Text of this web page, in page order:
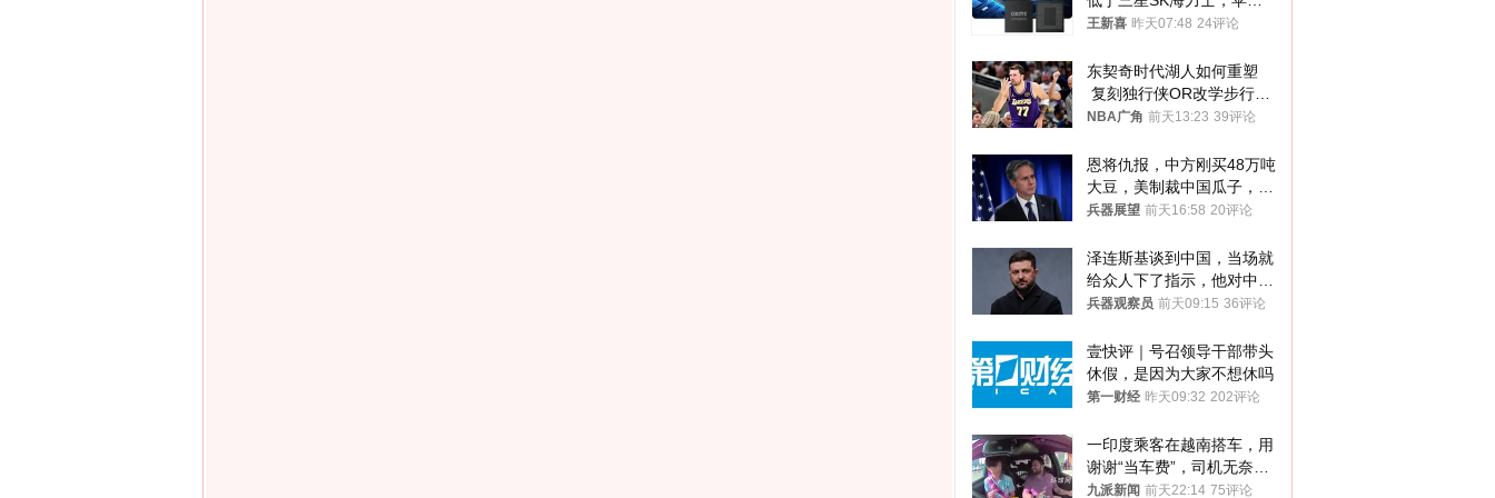
失去了议价权
王新喜 昨天07:48 24评论
东契奇时代湖人如何重塑
复刻独行侠OR改学步行
者？
NBA广角 前天13:23 39评论
恩将仇报，中方刚买48万吨
大豆，美制裁中国瓜子，布
林肯措辞变了
兵器展望 前天16:58 20评论
泽连斯基谈到中国，当场就
给众人下了指示，他对中国
和中乌关系，显然又有了新
兵器观察员 前天09:15 36评论
壹快评｜号召领导干部带头
休假，是因为大家不想休吗
第一财经 昨天09:32 202评论
一印度乘客在越南搭车，用
谢谢“当车费”，司机无奈发
笑；印度网友：不代表印度
九派新闻 前天22:14 75评论